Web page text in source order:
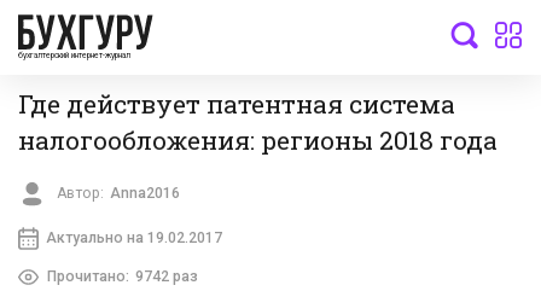
бухгалтерский интернет-журнал
Где действует патентная система
налогообложения: регионы 2018 года
Автор: Anna2016
Актуально на 19.02.2017
Прочитано: 9742 раз